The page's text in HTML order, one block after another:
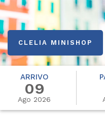
CLELIA MINISHOP
ARRIVO
09
Ago 2026